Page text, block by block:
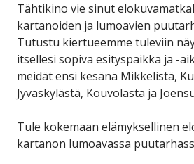
Tähtikino vie sinut
kartanoiden ja lumoavien
Tutustu kiertueemme tuleviin
itsellesi sopiva esityspaikka ja -
meidät ensi kesänä Mikkelistä,
Jyväskylästä, Kouvolasta ja
Tule kokemaan elämyksellinen
kartanon lumoavassa